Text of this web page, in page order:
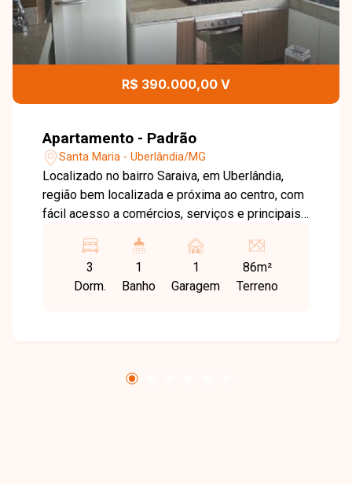
R$ 390.000,00 V
Apartamento - Padrão
Santa Maria - Uberlândia/MG
Localizado no bairro Saraiva, em Uberlândia,
região bem localizada e próxima ao centro, com
fácil acesso a comércios, serviços e principais
com sala em dois ambientes, 3 quartos sendo 1
suíte com armários, banheiro social, cozinha
excelente oportunidade para quem busca um
3
Dorm.
1
Banho
1
Garagem
86m²
Terreno